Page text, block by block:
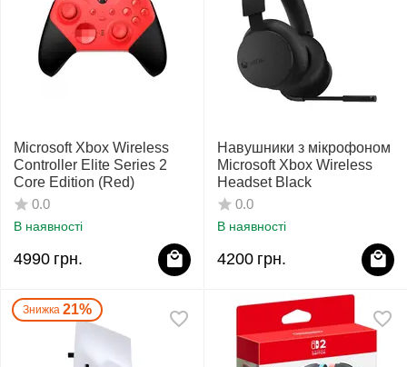
Microsoft Xbox Wireless
Controller Elite Series 2
Core Edition (Red)
0.0
В наявності
4990 грн.
Навушники з мікрофоном
Microsoft Xbox Wireless
Headset Black
0.0
В наявності
4200 грн.
Знижка 21%